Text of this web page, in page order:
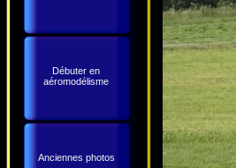
Débuter en
aéromodélisme
Anciennes photos